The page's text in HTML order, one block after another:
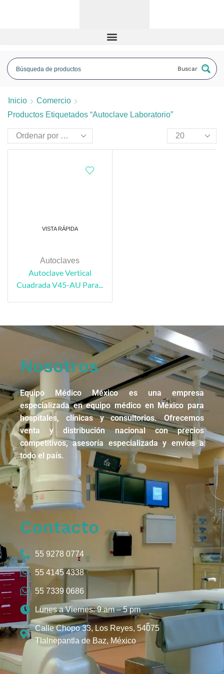
Buscar
Inicio
Comercio
Productos Etiquetados “autoclave Laboratorio”
VISTA RÁPIDA
Autoclaves
Autoclave Vertical
Cuadrada V45-AU Para...
Nosotros
Equipo Médico México es una empresa
especializada en equipo médico en México para
hospitales, clínicas y consultorios. Ofrecemos
venta y distribución nacional con precios
competitivos, asesoría especializada y envíos a
todo el país.
Contacto
55 9278 0774
55 4145 4338
55 7339 0686
Lunes a Viernes: 9 am – 5 pm
Calle Chopo 33, Los Reyes, 54075
Tlalnepantla de Baz, México